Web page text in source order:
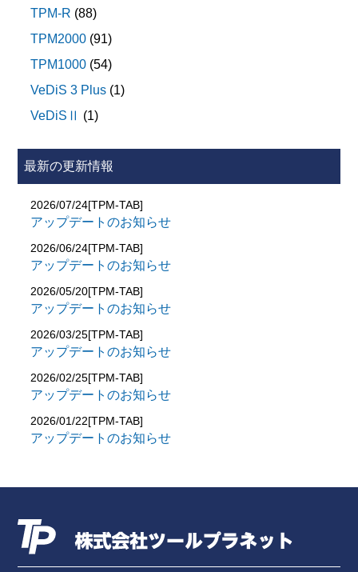
TPM-R (88)
TPM2000 (91)
TPM1000 (54)
VeDiS 3 Plus (1)
VeDiSⅡ (1)
最新の更新情報
2026/07/24[TPM-TAB]
アップデートのお知らせ
2026/06/24[TPM-TAB]
アップデートのお知らせ
2026/05/20[TPM-TAB]
アップデートのお知らせ
2026/03/25[TPM-TAB]
アップデートのお知らせ
2026/02/25[TPM-TAB]
アップデートのお知らせ
2026/01/22[TPM-TAB]
アップデートのお知らせ